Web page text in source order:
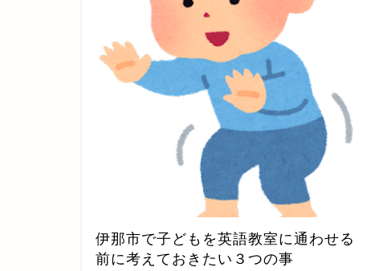
伊那市で子どもを英語教室に通わせる
前に考えておきたい３つの事